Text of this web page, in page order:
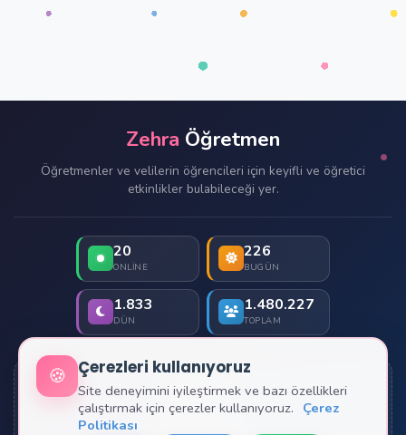
Zehra Öğretmen
Öğretmenler ve velilerin öğrencileri için keyifli ve öğretici
etkinlikler bulabileceği yer.
20
ONLINE
226
BUGÜN
1.833
DÜN
1.480.227
TOPLAM
İletişim
🍪 Çerezleri kullanıyoruz
Site deneyimini iyileştirmek ve bazı özellikleri
çalıştırmak için çerezler kullanıyoruz. Çerez
Politikası